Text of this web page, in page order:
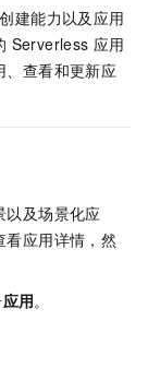
建能力以及应用
Serverless 应用
、查看和更新应
以及场景化应
看应用详情，然
应用。